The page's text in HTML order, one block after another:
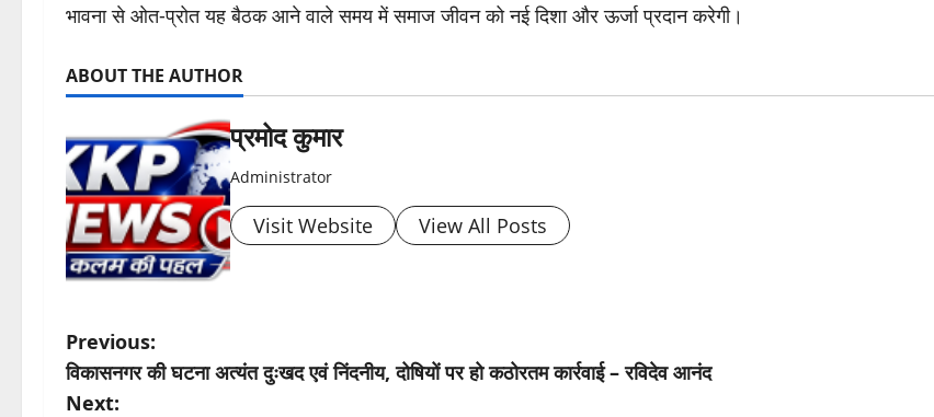
भावना से ओत-प्रोत यह बैठक आने वाले समय में समाज जीवन को नई दिशा और ऊर्जा प्रदान करेगी।
ABOUT THE AUTHOR
प्रमोद कुमार
Administrator
Visit Website View All Posts
P
o
Previous:
विकासनगर की घटना अत्यंत दुःखद एवं निंदनीय, दोषियों पर हो कठोरतम कार्रवाई – रविदेव आनंद
Next: